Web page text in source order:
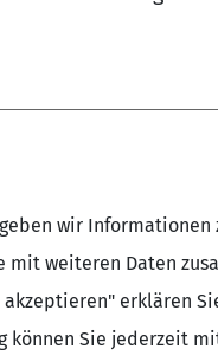
wir Informationen
mit weiteren Daten
erklären
können Sie jederzeit